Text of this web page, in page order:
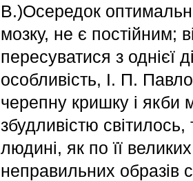
В.)Осередок
мозку, не є постійним;
пересуватися з однієї
особливість, І. П.
черепну кришку і якби
збудливістю
людині, як по її
неправильних образів